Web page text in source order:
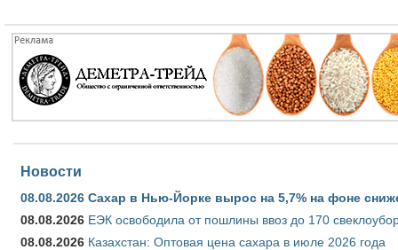
Новости
08.08.2026 Сахар в Нью-Йорке вырос на 5,7% на фоне
08.08.2026 ЕЭК освободила от пошлины ввоз до 170
08.08.2026 Казахстан: Оптовая цена сахара в июле 2026 года